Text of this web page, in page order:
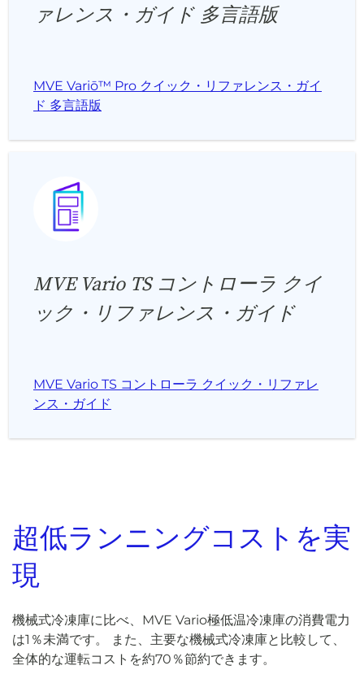
ァレンス・ガイド 多言語版
MVE Variō™ Pro クイック・リファレンス・ガイ
ド 多言語版
MVE Vario TS コントローラ クイ
ック・リファレンス・ガイド
MVE Vario TS コントローラ クイック・リファレ
ンス・ガイド
超低ランニングコストを実
現
機械式冷凍庫に比べ、MVE Vario極低温冷凍庫の消費電力
は1％未満です。 また、主要な機械式冷凍庫と比較して、
全体的な運転コストを約70％節約できます。